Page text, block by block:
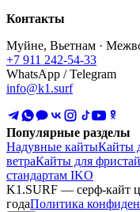
Контакты
Муйне, Вьетнам ·
+7 911 242-54-33
WhatsApp / Telegram
info@k1.surf
Популярные разделы
Надувные кайтыКайты
ветраКайты для
стандартам IKO
K1.SURF — серф-кайт
годаПолитика